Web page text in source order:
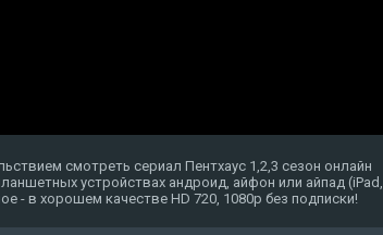
смотреть сериал Пентхаус 1,2,3 сезон онлайн
устройствах андроид, айфон или айпад (iPad,
- в хорошем качестве HD 720, 1080p без подписки!